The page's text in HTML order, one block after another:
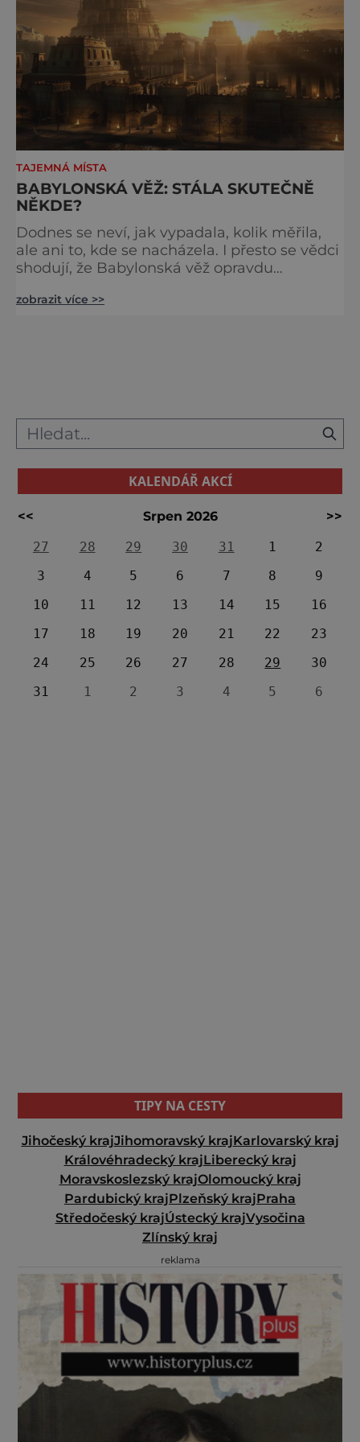
TAJEMNÁ MÍSTA
BABYLONSKÁ VĚŽ: STÁLA SKUTEČNĚ
NĚKDE?
Dodnes se neví, jak vypadala, kolik měřila,
ale ani to, kde se nacházela. I přesto se vědci
shodují, že Babylonská věž opravdu
Babylonu pochází první zmínka už ze 3.
zobrazit více >>
KALENDÁŘ AKCÍ
<< Srpen 2026
>>
27
28 29 30 31 1
2
3
4 5 6 7 8
9
10
11 12 13 14 15
16
17
18 19 20 21 22
23
24
25 26 27 28 29
30
31
1 2 3 4 5 6
TIPY NA CESTY
Jihočeský krajJihomoravský krajKarlovarský kraj
Královéhradecký krajLiberecký kraj
Moravskoslezský krajOlomoucký kraj
Pardubický krajPlzeňský krajPraha
Středočeský krajÚstecký krajVysočina
Zlínský kraj
reklama